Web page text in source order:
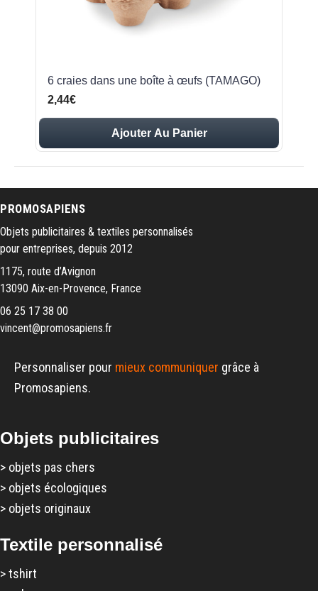
6 craies dans une boîte à œufs (TAMAGO)
2,44€
Ajouter Au Panier
PROMOSAPIENS
Objets publicitaires & textiles personnalisés
pour entreprises, depuis 2012
1175, route d’Avignon
13090 Aix-en-Provence, France
06 25 17 38 00
vincent@promosapiens.fr
Personnaliser pour mieux communiquer grâce à
Promosapiens.
Objets publicitaires
> objets pas chers
> objets écologiques
> objets originaux
Textile personnalisé
>tshirt